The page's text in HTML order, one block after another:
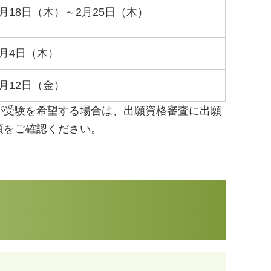
18日（木）～2月25日（木）
4日（木）
12日（金）
験を希望する場合は、出願資格審査に出願
ご確認ください。